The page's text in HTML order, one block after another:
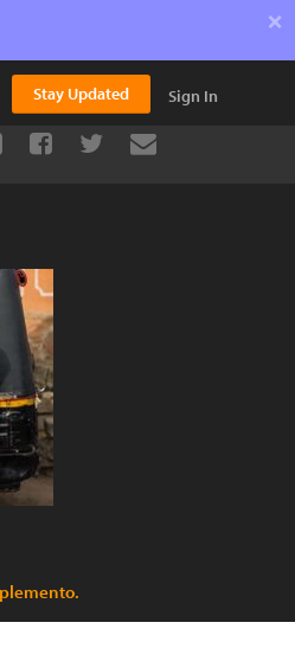
×
Stay Updated Sign In